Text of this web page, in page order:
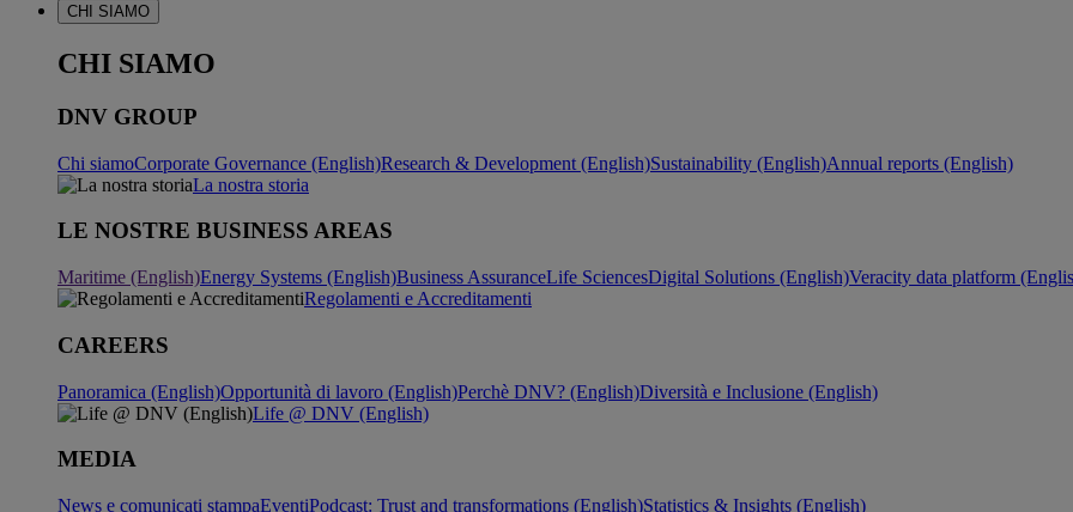
CHI SIAMO
CHI SIAMO
DNV GROUP
Chi siamoCorporate Governance (English)Research & Development (English)Sustainability (English)Annual reports (English)
La nostra storia
LE NOSTRE BUSINESS AREAS
Maritime (English)Energy Systems (English)Business AssuranceLife SciencesDigital Solutions (English)Veracity data platform
Regolamenti e Accreditamenti
CAREERS
Panoramica (English)Opportunità di lavoro (English)Perchè DNV? (English)Diversità e Inclusione (English)
Life @ DNV (English)
MEDIA
News e comunicati stampaEventiPodcast: Trust and transformations (English)Statistics & Insights (English)